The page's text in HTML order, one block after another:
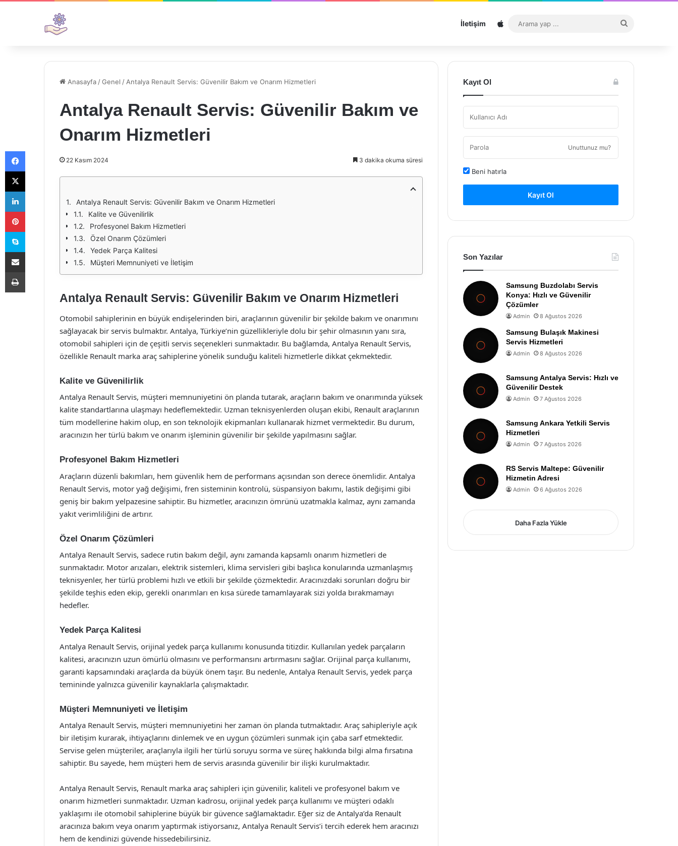
İletişim Sitemap
...
Anasayfa /Genel / Antalya Renault Servis: Güvenilir Bakım ve Onarım Hizmetleri
Antalya Renault Servis: Güvenilir Bakım ve
Onarım Hizmetleri
22 Kasım 2024 3 dakika okuma süresi
Antalya Renault Servis: Güvenilir Bakım ve Onarım Hizmetleri
Kalite ve Güvenilirlik
Profesyonel Bakım Hizmetleri
Özel Onarım Çözümleri
Yedek Parça Kalitesi
Müşteri Memnuniyeti ve İletişim
Antalya Renault Servis: Güvenilir Bakım ve Onarım Hizmetleri
Otomobil sahiplerinin en büyük endişelerinden biri, araçlarının güvenilir bir şekilde bakım ve onarımını
sağlayacak bir servis bulmaktır. Antalya, Türkiye’nin güzellikleriyle dolu bir şehir olmasının yanı sıra,
otomobil sahipleri için de çeşitli servis seçenekleri sunmaktadır. Bu bağlamda, Antalya Renault Servis,
özellikle Renault marka araç sahiplerine yönelik sunduğu kaliteli hizmetlerle dikkat çekmektedir.
Kalite ve Güvenilirlik
Antalya Renault Servis, müşteri memnuniyetini ön planda tutarak, araçların bakım ve onarımında yüksek
kalite standartlarına ulaşmayı hedeflemektedir. Uzman teknisyenlerden oluşan ekibi, Renault araçlarının
tüm modellerine hakim olup, en son teknolojik ekipmanları kullanarak hizmet vermektedir. Bu durum,
aracınızın her türlü bakım ve onarım işleminin güvenilir bir şekilde yapılmasını sağlar.
Profesyonel Bakım Hizmetleri
Araçların düzenli bakımları, hem güvenlik hem de performans açısından son derece önemlidir. Antalya
Renault Servis, motor yağ değişimi, fren sisteminin kontrolü, süspansiyon bakımı, lastik değişimi gibi
geniş bir bakım yelpazesine sahiptir. Bu hizmetler, aracınızın ömrünü uzatmakla kalmaz, aynı zamanda
yakıt verimliliğini de artırır.
Özel Onarım Çözümleri
Antalya Renault Servis, sadece rutin bakım değil, aynı zamanda kapsamlı onarım hizmetleri de
sunmaktadır. Motor arızaları, elektrik sistemleri, klima servisleri gibi başlıca konularında uzmanlaşmış
teknisyenler, her türlü problemi hızlı ve etkili bir şekilde çözmektedir. Aracınızdaki sorunları doğru bir
şekilde teşhis eden ekip, gerekli onarımları en kısa sürede tamamlayarak sizi yolda bırakmamayı
hedefler.
Yedek Parça Kalitesi
Antalya Renault Servis, orijinal yedek parça kullanımı konusunda titizdir. Kullanılan yedek parçaların
kalitesi, aracınızın uzun ömürlü olmasını ve performansını artırmasını sağlar. Orijinal parça kullanımı,
garanti kapsamındaki araçlarda da büyük önem taşır. Bu nedenle, Antalya Renault Servis, yedek parça
temininde yalnızca güvenilir kaynaklarla çalışmaktadır.
Müşteri Memnuniyeti ve İletişim
Antalya Renault Servis, müşteri memnuniyetini her zaman ön planda tutmaktadır. Araç sahipleriyle açık
bir iletişim kurarak, ihtiyaçlarını dinlemek ve en uygun çözümleri sunmak için çaba sarf etmektedir.
Servise gelen müşteriler, araçlarıyla ilgili her türlü soruyu sorma ve süreç hakkında bilgi alma fırsatına
sahiptir. Bu sayede, hem müşteri hem de servis arasında güvenilir bir ilişki kurulmaktadır.
Antalya Renault Servis, Renault marka araç sahipleri için güvenilir, kaliteli ve profesyonel bakım ve
onarım hizmetleri sunmaktadır. Uzman kadrosu, orijinal yedek parça kullanımı ve müşteri odaklı
yaklaşımı ile otomobil sahiplerine büyük bir güvence sağlamaktadır. Eğer siz de Antalya’da Renault
aracınıza bakım veya onarım yaptırmak istiyorsanız, Antalya Renault Servis’i tercih ederek hem aracınızı
hem de kendinizi güvende hissedebilirsiniz.
Kayıt Ol
Unuttunuz mu?
Beni hatırla
Kayıt Ol
Son Yazılar
Samsung Buzdolabı Servis
Konya: Hızlı ve Güvenilir
Çözümler
Admin 8 Ağustos 2026
Samsung Bulaşık Makinesi
Servis Hizmetleri
Admin 8 Ağustos 2026
Samsung Antalya Servis: Hızlı ve
Güvenilir Destek
Admin 7 Ağustos 2026
Samsung Ankara Yetkili Servis
Hizmetleri
Admin 7 Ağustos 2026
RS Servis Maltepe: Güvenilir
Hizmetin Adresi
Admin 6 Ağustos 2026
Daha Fazla Yükle
Facebook
X
LinkedIn
Pinterest
Skype
E-Posta ile paylaş